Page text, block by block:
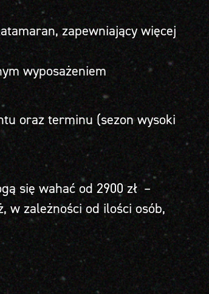
zapewniający więcej
wyposażeniem
oraz terminu (sezon wysoki
się wahać od 2900 zł –
w zależności od ilości osób,